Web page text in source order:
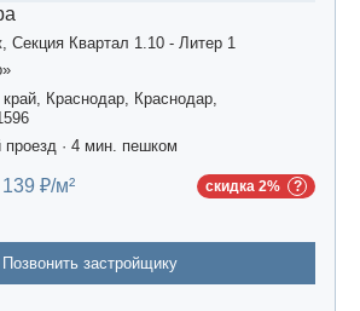
Секция Квартал 1.10 - Литер 1
Краснодар, Краснодар,
проезд · 4 мин. пешком
₽/м² скидка 2%
Позвонить застройщику